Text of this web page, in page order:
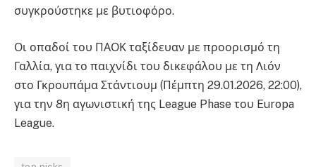
συγκρούστηκε με βυτιοφόρο.
Οι οπαδοί του ΠΑΟΚ ταξίδευαν με προορισμό τη
Γαλλία, για το παιχνίδι του δικεφάλου με τη Λιόν
στο Γκρουπάμα Στάντιουμ (Πέμπτη 29.01.2026, 22:00),
για την 8η αγωνιστική της League Phase του Europa
League.